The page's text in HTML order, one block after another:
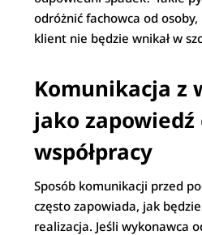
odróżnić fachowca od
klient nie będzie wnikał w
Komunikacja z
jako zapowiedź
współpracy
Sposób komunikacji przed
często zapowiada, jak będzie
realizacja. Jeśli wykonawca